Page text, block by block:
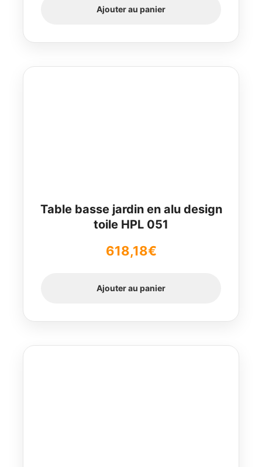
Ajouter au panier
Table basse jardin en alu design
toile HPL 051
618,18€
Ajouter au panier